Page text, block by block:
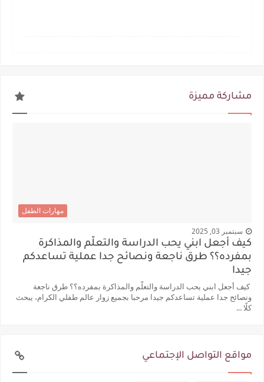
مشاركة مميزة
مهارات الطفل
سبتمبر 03, 2025
كيف أجعل ابني يحب الدراسة والتعلّم والمذاكرة
بمفرده؟؟ طرق ناجعة ونصائح جدا عملية تساعدكم
جيدا
كيف أجعل ابني يحب الدراسة والتعلّم والمذاكرة بمفرده؟؟ طرق ناجعة
ونصائح جدا عملية تساعدكم جيدا مرحبا بجميع زوار عالم طفلي الكرام، يبحث
كلًا ...
مواقع التواصل الإجتماعي